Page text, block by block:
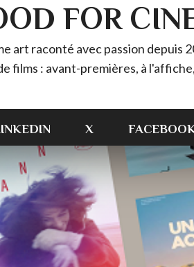
FOR
art raconté avec passion depuis
films : avant-premières, à
X